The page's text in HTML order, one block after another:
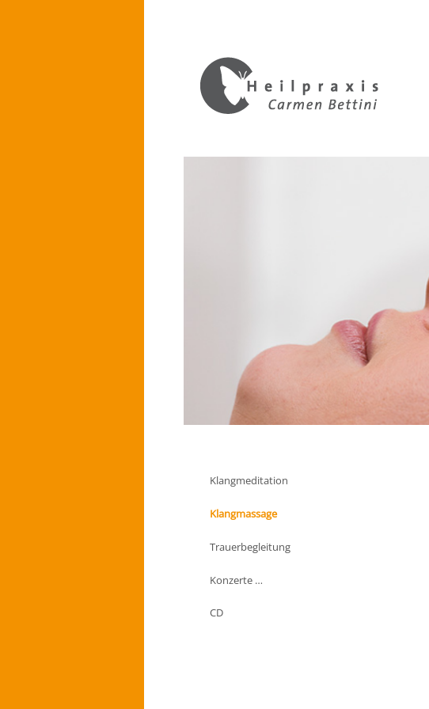
Klangmeditation
Klangmassage
Trauerbegleitung
Konzerte …
CD